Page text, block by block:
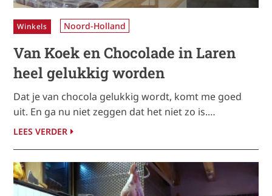
Winkels Noord-Holland
Van Koek en Chocolade in Laren
heel gelukkig worden
Dat je van chocola gelukkig wordt, komt me goed
uit. En ga nu niet zeggen dat het niet zo is.…
LEES VERDER